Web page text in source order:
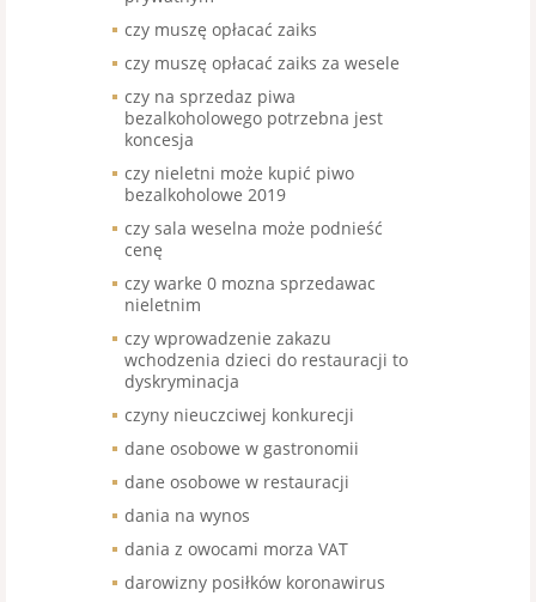
czy muszę opłacać zaiks
czy muszę opłacać zaiks za wesele
czy na sprzedaz piwa
bezalkoholowego potrzebna jest
koncesja
czy nieletni może kupić piwo
bezalkoholowe 2019
czy sala weselna może podnieść
cenę
czy warke 0 mozna sprzedawac
nieletnim
czy wprowadzenie zakazu
wchodzenia dzieci do restauracji to
dyskryminacja
czyny nieuczciwej konkurecji
dane osobowe w gastronomii
dane osobowe w restauracji
dania na wynos
dania z owocami morza VAT
darowizny posiłków koronawirus